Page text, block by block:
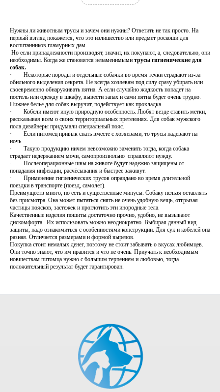
Нужны ли животным трусы и зачем они нужны? Ответить не так просто. На
первый взгляд покажется, что это излишество или предмет роскоши для
воспитанников гламурных дам.
Но если принадлежности производят, значит, их покупают, а, следовательно, они
необходимы. Когда же становятся незаменимыми трусы гигиенические для
собак.
· Некоторые породы и отдельные собачки во время течки страдают из-за
обильного выделения секрета. Не всегда хозяевам под силу сразу убирать или
своевременно обнаруживать пятна. А если случайно жидкость попадет на
постель или одежду в шкафу, вывести запах и сами пятна будет очень трудно.
Нижнее белье для собак выручит, подействует как прокладка.
· Кобели имеют иную природную особенность. Любят везде ставить метки,
рассказывая всем о своих территориальных претензиях. Для собак мужского
пола дизайнеры придумали специальный пояс.
· Если питомец привык спать вместе с хозяевами, то трусы надевают на
ночь.
· Такую продукцию ничем невозможно заменить тогда, когда собака
страдает недержанием мочи, самопроизвольно справляют нужду.
· Послеоперационные швы на животе будут надежно защищены от
попадания инфекции, расчёсывания и быстрее заживут.
· Применение гигиенических трусов оправдано во время длительной
поездки в транспорте (поезд, самолет).
Преимуществ много, но есть и существенные минусы. Собаку нельзя оставлять
без присмотра. Она может пытаться снять не очень удобную вещь, отгрызая
частицы поясков, застежек и проглотить эти инородные тела.
Качественные изделия пошиты достаточно прочно, удобно, не вызывают
дискомфорта. Их использовать можно неоднократно. Выбирая данный вид
защиты, надо ознакомиться с особенностями конструкции. Для сук и кобелей она
разная. Отличается размерами и формой вырезов.
Покупка стоит немалых денег, поэтому не стоит забывать о вкусах любимцев.
Они точно знают, что им нравится и что не очень. Приучать к необходимым
новшествам питомца нужно с большим терпением и любовью, тогда
положительный результат будет гарантирован.